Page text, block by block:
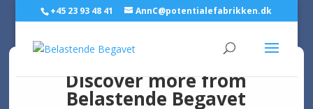
+45 23 93 48 41 AnnC@potentialefabrikken.dk
Discover more from
Belastende Begavet